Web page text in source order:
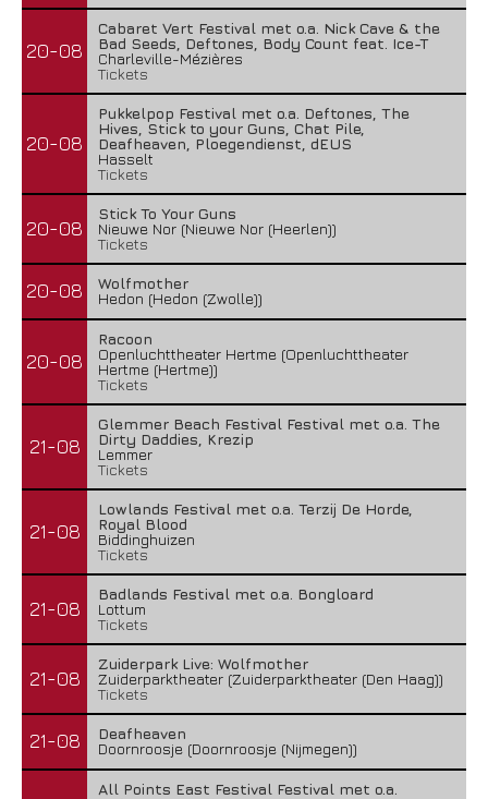
20-08
Cabaret Vert Festival met o.a. Nick Cave & the
Bad Seeds, Deftones, Body Count feat. Ice-T
Charleville-Mézières
Tickets
20-08
Pukkelpop Festival met o.a. Deftones, The
Hives, Stick to your Guns, Chat Pile,
Deafheaven, Ploegendienst, dEUS
Hasselt
Tickets
20-08
Stick To Your Guns
Nieuwe Nor (Nieuwe Nor (Heerlen))
Tickets
20-08
Wolfmother
Hedon (Hedon (Zwolle))
20-08
Racoon
Openluchttheater Hertme (Openluchttheater
Hertme (Hertme))
Tickets
21-08
Glemmer Beach Festival Festival met o.a. The
Dirty Daddies, Krezip
Lemmer
Tickets
21-08
Lowlands Festival met o.a. Terzij De Horde,
Royal Blood
Biddinghuizen
Tickets
21-08
Badlands Festival met o.a. Bongloard
Lottum
Tickets
21-08
Zuiderpark Live: Wolfmother
Zuiderparktheater (Zuiderparktheater (Den Haag))
Tickets
21-08
Deafheaven
Doornroosje (Doornroosje (Nijmegen))
All Points East Festival Festival met o.a.